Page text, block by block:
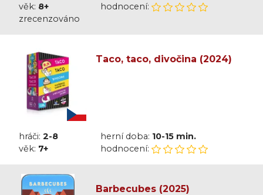
věk: 8+
hodnocení:
zrecenzováno
Taco, taco, divočina (2024)
hráči: 2-8 herní doba: 10-15 min.
věk: 7+ hodnocení:
Barbecubes (2025)